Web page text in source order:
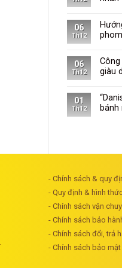
06
Th12
06
Th12
giàu
01
Th12
bánh
- Chính sách & quy
- Quy định & hình
- Chính sách vận
- Chính sách bảo
- Chính sách đổi, trả
- Chính sách bảo mật